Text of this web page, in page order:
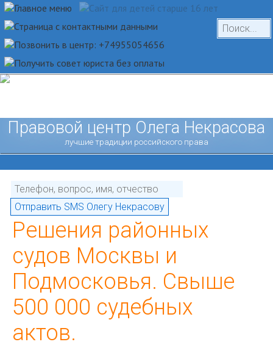
Правовой центр Олега Некрасова
лучшие традиции российского права
Решения районных
судов Москвы и
Подмосковья. Свыше
500 000 судебных
актов.